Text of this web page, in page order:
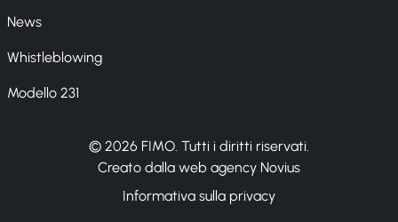
News
Whistleblowing
Modello 231
© 2026 FIMO. Tutti i diritti riservati.
Creato dalla web agency Novius
Informativa sulla privacy